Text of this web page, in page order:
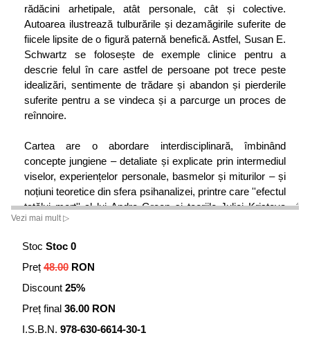
rădăcini arhetipale, atât personale, cât și colective.
Autoarea ilustrează tulburările și dezamăgirile suferite de
fiicele lipsite de o figură paternă benefică. Astfel, Susan E.
Schwartz se folosește de exemple clinice pentru a
descrie felul în care astfel de persoane pot trece peste
idealizări, sentimente de trădare și abandon și pierderile
suferite pentru a se vindeca și a parcurge un proces de
reînnoire.
Cartea are o abordare interdisciplinară, îmbinând
concepte jungiene – detaliate și explicate prin intermediul
viselor, experiențelor personale, basmelor și miturilor – și
noțiuni teoretice din sfera psihanalizei, printre care ''efectul
tatălui mort'' al lui Andre Green și teoriile Juliei Kristeva
referitoare la feminitate și corpul ca abjecție. Prin
de tată, dorința de tată
relevanță pentru persoanele care doresc să înțeleagă
dinamica complexă a relației tată-fiică, astfel încât să
lectură esențială pentru oricine încearcă să elucideze
acest fenomen, dar și pentru psihanaliști, psihologi și alte
Vezi mai mult ▷
Stoc Stoc 0
Preț 48.00 RON
Discount 25%
Preț final 36.00 RON
I.S.B.N. 978-630-6614-30-1